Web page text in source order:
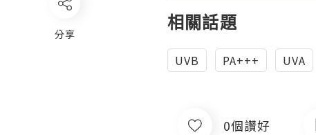
分享
相關話題
UVB PA+++ UVA
0個讚好